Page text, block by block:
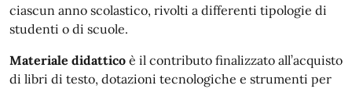
ciascun anno scolastico, rivolti a differenti tipologie di
studenti o di scuole.
Materiale didattico è il contributo finalizzato all’acquisto
di libri di testo, dotazioni tecnologiche e strumenti per